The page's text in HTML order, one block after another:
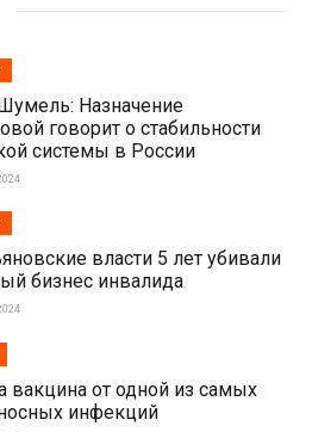
Назначение
говорит о стабильности
системы в России
власти 5 лет убивали
бизнес инвалида
вакцина от одной из самых
инфекций